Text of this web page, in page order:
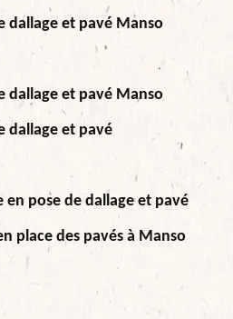
dallage et pavé Manso
dallage et pavé Manso
dallage et pavé
en pose de dallage et pavé
place des pavés à Manso